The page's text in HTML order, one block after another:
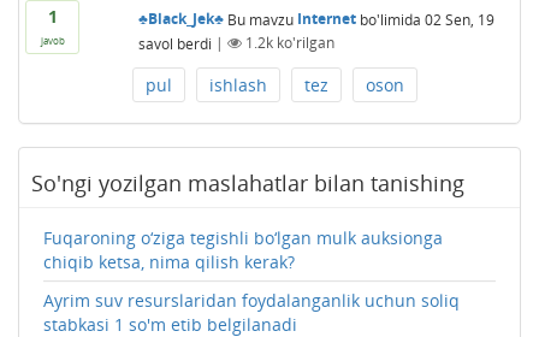
1
javob
♣Black_Jek♣ Bu mavzu Internetbo'limida 02 Sen, 19
savol berdi | 1.2kko'rilgan
pul ishlash tez oson
So'ngi yozilgan maslahatlar bilan tanishing
Fuqaroning o‘ziga tegishli bo‘lgan mulk auksionga
chiqib ketsa, nima qilish kerak?
Ayrim suv resurslaridan foydalanganlik uchun soliq
stabkasi 1 so'm etib belgilanadi